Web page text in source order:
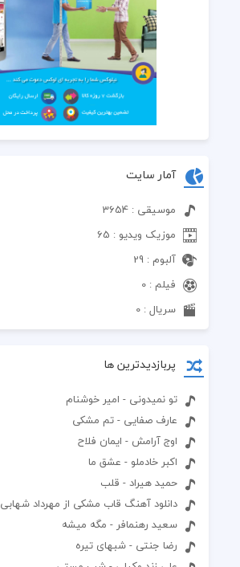
آمار سایت
موسیقی : 3654
موزیک ویدیو : 65
آلبوم : 29
فیلم : 0
سریال : 0
پربازدیدترین ها
تو نمیدونی - امیر خوشنام
عارف صفایی - تم مشکی
اوج آرامش - ایمان فلاح
اکبر خادملو - عشق ما
حمید هیراد - قلب
دانلود آهنگ قاب مشکی از مهرداد شهابی
سعید رهنمافر - مگه میشه
رضا جنتی - شبهای تیره